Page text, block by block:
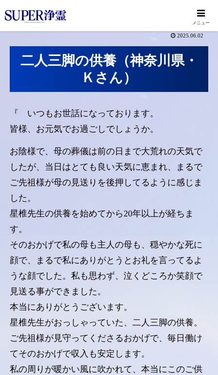
2025.06.02
二人三脚の供養（神奈川県・
Ｋさん）
『 いつもお世話になっております。
皆様、お元気でお過ごしでしょうか。
お陰様で、母の葬儀は前の日まで大荒れの天気で
したが、当日はとても良い天気に恵まれ、まるで
ご先祖様が母の見送りを後押してるように感じま
した。
星椎先生の供養を始めてから20年以上が経ちま
す。
そのおかげで私の母も主人の母も、穏やかな死に
顔で、まるで私にありがとうとお礼を言ってるよ
うな顔でした。私も思わず、泣くどころか笑顔で
見送る事ができました。
本当にありがとうございます。
星椎先生がおっしゃっていた、二人三脚の供養。
ご先祖様が見守ってくださるおかげで、毎日働け
てそのおかげで収入も安定します。
私の周りが暖かい風に吹かれて、本当にこのご供
メニュー